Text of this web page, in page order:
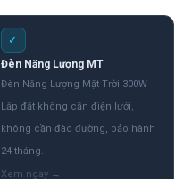
✓
Đèn Năng Lượng MT
Đèn Năng Lượng Mặt Trời 300W
Lắp đặt không cần điện lưới,
không cần đào đường, bảo hành
24 tháng.